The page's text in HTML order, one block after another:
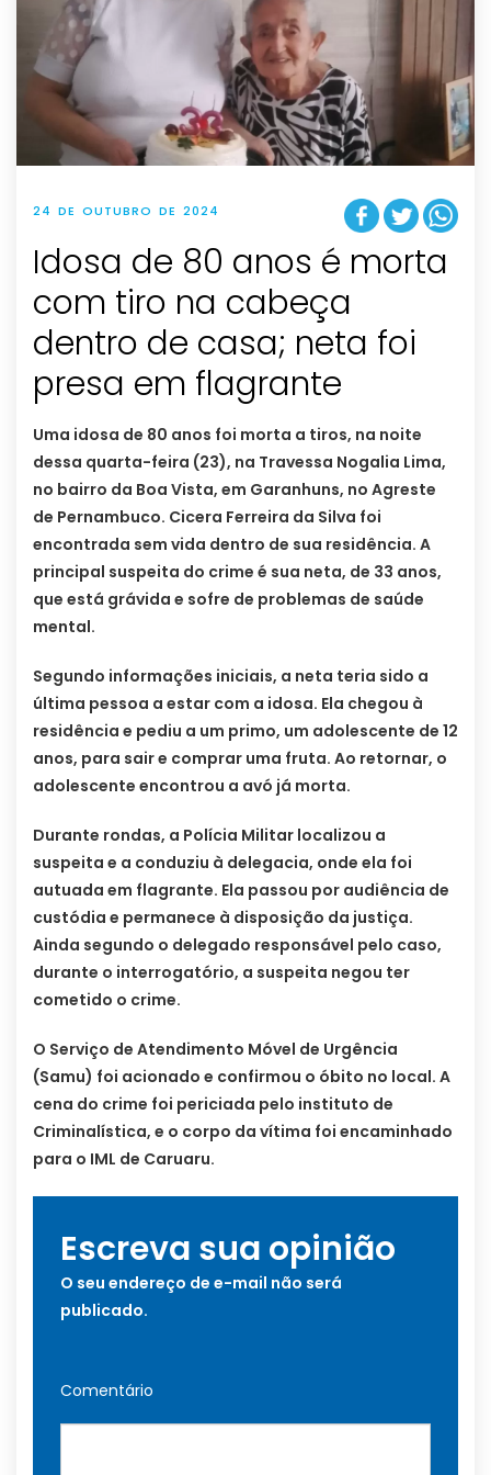
24 DE OUTUBRO DE 2024
Idosa de 80 anos é morta
com tiro na cabeça
dentro de casa; neta foi
presa em flagrante
Uma idosa de 80 anos foi morta a tiros, na noite
dessa quarta-feira (23), na Travessa Nogalia Lima,
no bairro da Boa Vista, em Garanhuns, no Agreste
de Pernambuco. Cicera Ferreira da Silva foi
encontrada sem vida dentro de sua residência. A
principal suspeita do crime é sua neta, de 33 anos,
que está grávida e sofre de problemas de saúde
mental.
Segundo informações iniciais, a neta teria sido a
última pessoa a estar com a idosa. Ela chegou à
residência e pediu a um primo, um adolescente de 12
anos, para sair e comprar uma fruta. Ao retornar, o
adolescente encontrou a avó já morta.
Durante rondas, a Polícia Militar localizou a
suspeita e a conduziu à delegacia, onde ela foi
autuada em flagrante. Ela passou por audiência de
custódia e permanece à disposição da justiça.
Ainda segundo o delegado responsável pelo caso,
durante o interrogatório, a suspeita negou ter
cometido o crime.
O Serviço de Atendimento Móvel de Urgência
(Samu) foi acionado e confirmou o óbito no local. A
cena do crime foi periciada pelo instituto de
Criminalística, e o corpo da vítima foi encaminhado
para o IML de Caruaru.
Escreva sua opinião
O seu endereço de e-mail não será
publicado.
Comentário